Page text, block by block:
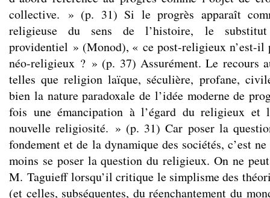
collective. » (p. 31) Si le progrès apparaît
religieuse du sens de l’histoire, le
providentiel » (Monod), « ce post-religieux n’est-il
néo-religieux ? » (p. 37) Assurément. Le recours
telles que religion laïque, séculière, profane,
bien la nature paradoxale de l’idée moderne de
fois une émancipation à l’égard du religieux et
nouvelle religiosité. » (p. 31) Car poser la
fondement et de la dynamique des sociétés, c’est
moins se poser la question du religieux. On ne peut
M. Taguieff lorsqu’il critique le simplisme des
(et celles, subséquentes, du réenchantement du